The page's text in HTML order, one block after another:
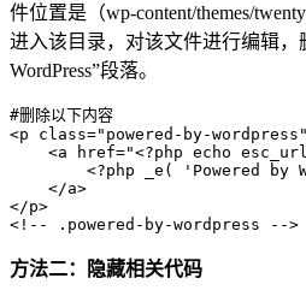
件位置是（wp-content/themes/
进入该目录，对该文件进行编辑，
WordPress”段落。
#删除以下内容
<p class="powered-by-
<a href="<?php echo
<?php _e( 'Powered by
</a>
</p>
<!-- .powered-by-wordpress -->
方法二：隐藏相关代码